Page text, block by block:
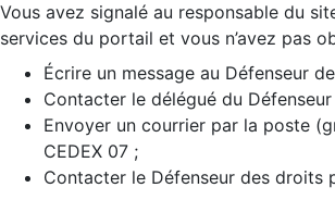
Vous avez signalé au responsable du
services du portail et vous n’avez pas
Écrire un message au Défenseur
Contacter le délégué du
Envoyer un courrier par la poste
CEDEX 07 ;
Contacter le Défenseur des